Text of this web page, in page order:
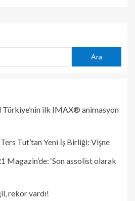
Ara
Türkiye’nin ilk IMAX® animasyon
Tut’tan Yeni İş Birliği: Vişne
‘Son assolist olarak
rekor vardı!